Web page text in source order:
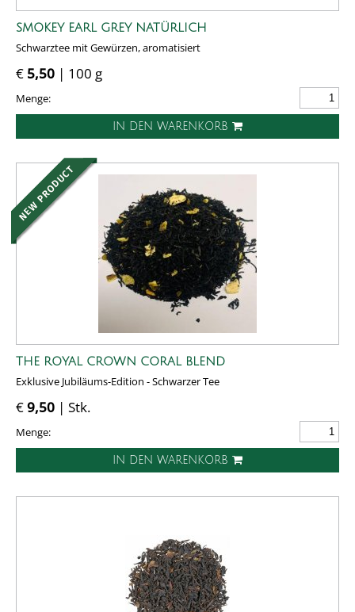
SMOKEY EARL GREY NATÜRLICH
Schwarztee mit Gewürzen, aromatisiert
€ 5,50 | 100 g
Menge:
IN DEN WARENKORB
THE ROYAL CROWN CORAL BLEND
Exklusive Jubiläums-Edition - Schwarzer Tee
€9,50 | Stk.
Menge:
IN DEN WARENKORB